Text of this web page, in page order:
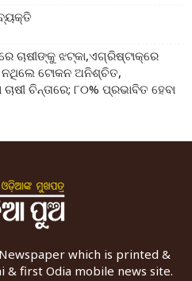
ଚାଷୀଙ୍କୁ ଝଟ୍‌କା,ଏଗ୍ରିଷ୍ଟାକ୍‌ରେ
ନଥିଲେ ଟୋକନ ଅନିଶ୍ଚିତ,
ଚିନ୍ତାରେ; ୮୦% ପ୍ରଭାବିତ ହେବା
which is printed &
& first Odia mobile news site.